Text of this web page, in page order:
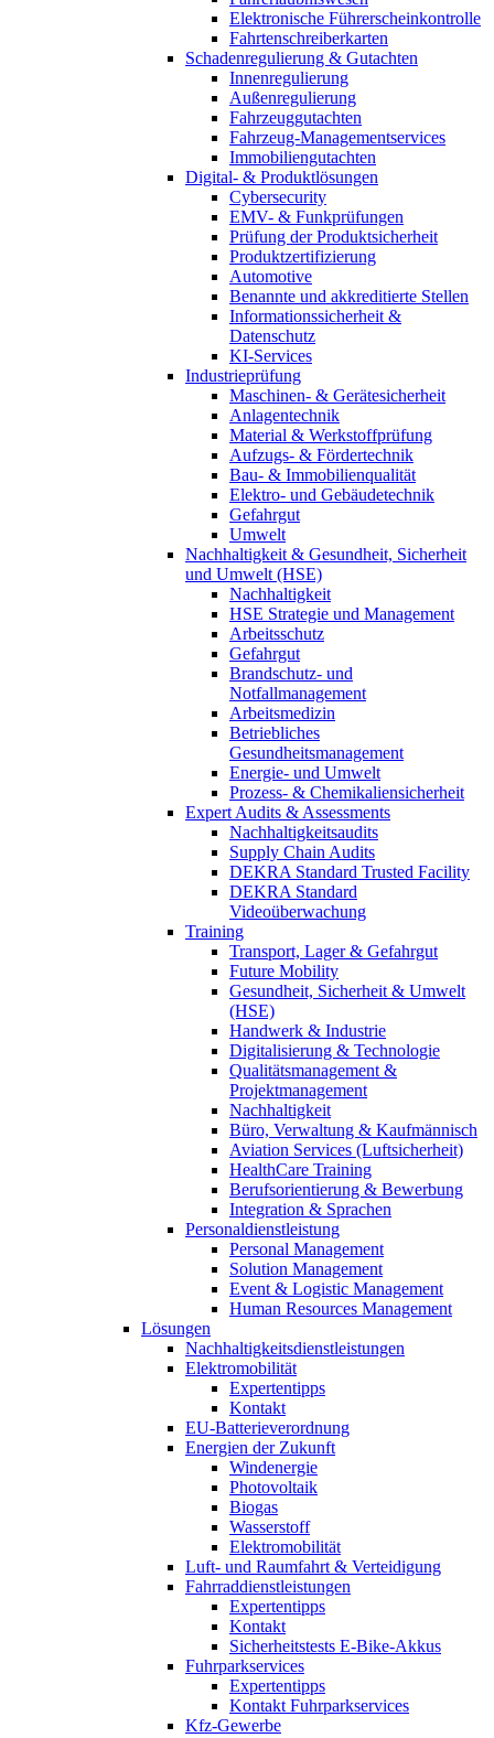
Elektronische Führerscheinkontrolle
Fahrtenschreiberkarten
Schadenregulierung & Gutachten
Innenregulierung
Außenregulierung
Fahrzeuggutachten
Fahrzeug-Managementservices
Immobiliengutachten
Digital- & Produktlösungen
Cybersecurity
EMV- & Funkprüfungen
Prüfung der Produktsicherheit
Produktzertifizierung
Automotive
Benannte und akkreditierte Stellen
Informationssicherheit &
Datenschutz
KI-Services
Industrieprüfung
Maschinen- & Gerätesicherheit
Anlagentechnik
Material & Werkstoffprüfung
Aufzugs- & Fördertechnik
Bau- & Immobilienqualität
Elektro- und Gebäudetechnik
Gefahrgut
Umwelt
Nachhaltigkeit & Gesundheit, Sicherheit
und Umwelt (HSE)
Nachhaltigkeit
HSE Strategie und Management
Arbeitsschutz
Gefahrgut
Brandschutz- und
Notfallmanagement
Arbeitsmedizin
Betriebliches
Gesundheitsmanagement
Energie- und Umwelt
Prozess- & Chemikaliensicherheit
Expert Audits & Assessments
Nachhaltigkeitsaudits
Supply Chain Audits
DEKRA Standard Trusted Facility
DEKRA Standard
Videoüberwachung
Training
Transport, Lager & Gefahrgut
Future Mobility
Gesundheit, Sicherheit & Umwelt
(HSE)
Handwerk & Industrie
Digitalisierung & Technologie
Qualitätsmanagement &
Projektmanagement
Nachhaltigkeit
Büro, Verwaltung & Kaufmännisch
Aviation Services (Luftsicherheit)
HealthCare Training
Berufsorientierung & Bewerbung
Integration & Sprachen
Personaldienstleistung
Personal Management
Solution Management
Event & Logistic Management
Human Resources Management
Lösungen
Nachhaltigkeitsdienstleistungen
Elektromobilität
Expertentipps
Kontakt
EU-Batterieverordnung
Energien der Zukunft
Windenergie
Photovoltaik
Biogas
Wasserstoff
Elektromobilität
Luft- und Raumfahrt & Verteidigung
Fahrraddienstleistungen
Expertentipps
Kontakt
Sicherheitstests E-Bike-Akkus
Fuhrparkservices
Expertentipps
Kontakt Fuhrparkservices
Kfz-Gewerbe